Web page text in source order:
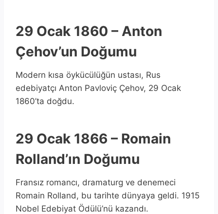
29 Ocak 1860 – Anton
Çehov’un Doğumu
Modern kısa öykücülüğün ustası, Rus
edebiyatçı Anton Pavloviç Çehov, 29 Ocak
1860’ta doğdu.
29 Ocak 1866 – Romain
Rolland’ın Doğumu
Fransız romancı, dramaturg ve denemeci
Romain Rolland, bu tarihte dünyaya geldi. 1915
Nobel Edebiyat Ödülü’nü kazandı.